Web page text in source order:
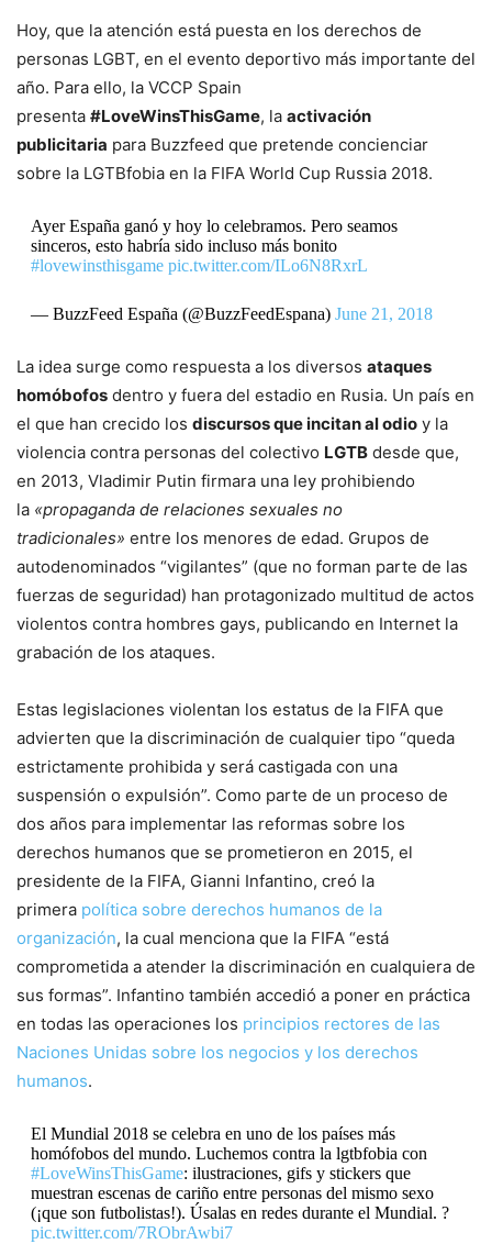
Hoy, que la atención está puesta en los derechos de
personas LGBT, en el evento deportivo más importante del
año. Para ello, la VCCP Spain
presenta #LoveWinsThisGame, la activación
publicitaria para Buzzfeed que pretende concienciar
sobre la LGTBfobia en la FIFA World Cup Russia 2018.
Ayer España ganó y hoy lo celebramos. Pero seamos
sinceros, esto habría sido incluso más bonito
#lovewinsthisgame pic.twitter.com/ILo6N8RxrL
— BuzzFeed España (@BuzzFeedEspana) June 21, 2018
La idea surge como respuesta a los diversos ataques
homóbofos dentro y fuera del estadio en Rusia. Un país en
el que han crecido los discursos que incitan al odio y la
violencia contra personas del colectivo LGTB desde que,
en 2013, Vladimir Putin firmara una ley prohibiendo
la «propaganda de relaciones sexuales no
tradicionales» entre los menores de edad. Grupos de
autodenominados “vigilantes” (que no forman parte de las
fuerzas de seguridad) han protagonizado multitud de actos
violentos contra hombres gays, publicando en Internet la
grabación de los ataques.
Estas legislaciones violentan los estatus de la FIFA que
advierten que la discriminación de cualquier tipo “queda
estrictamente prohibida y será castigada con una
suspensión o expulsión”. Como parte de un proceso de
dos años para implementar las reformas sobre los
derechos humanos que se prometieron en 2015, el
presidente de la FIFA, Gianni Infantino, creó la
primera política sobre derechos humanos de la
organización, la cual menciona que la FIFA “está
comprometida a atender la discriminación en cualquiera de
sus formas”. Infantino también accedió a poner en práctica
en todas las operaciones los principios rectores de las
Naciones Unidas sobre los negocios y los derechos
humanos.
El Mundial 2018 se celebra en uno de los países más
homófobos del mundo. Luchemos contra la lgtbfobia con
#LoveWinsThisGame: ilustraciones, gifs y stickers que
muestran escenas de cariño entre personas del mismo sexo
(¡que son futbolistas!). Úsalas en redes durante el Mundial. ?
pic.twitter.com/7RObrAwbi7